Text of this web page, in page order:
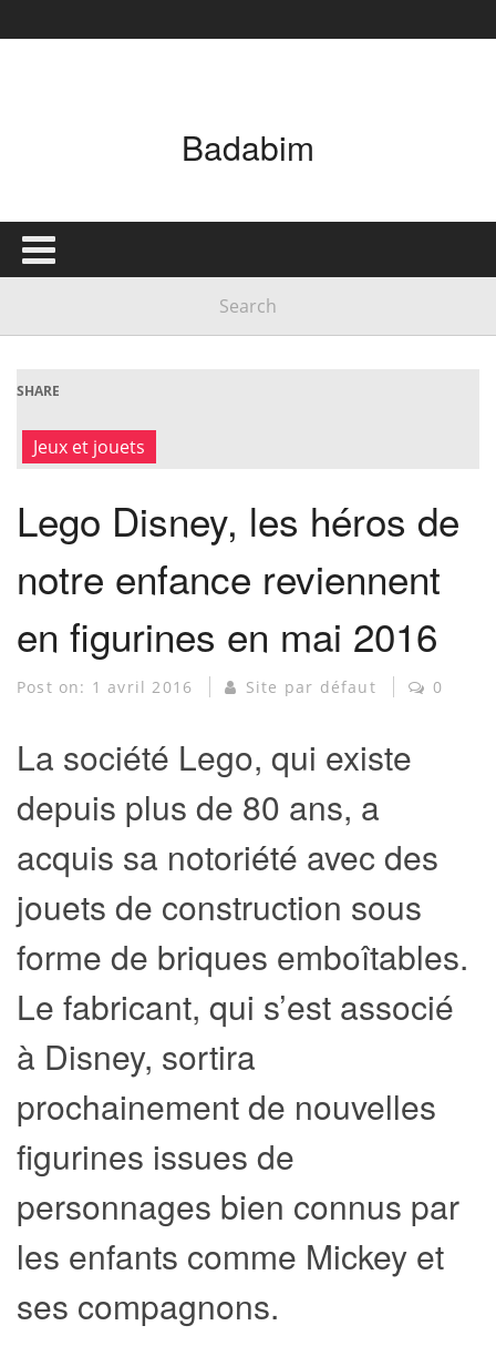
Badabim
SHARE
Jeux et jouets
Lego Disney, les héros de
notre enfance reviennent
en figurines en mai 2016
Post on: 1 avril 2016 Site par défaut 0
La société Lego, qui existe
depuis plus de 80 ans, a
acquis sa notoriété avec des
jouets de construction sous
forme de briques emboîtables.
Le fabricant, qui s’est associé
à Disney, sortira
prochainement de nouvelles
figurines issues de
personnages bien connus par
les enfants comme Mickey et
ses compagnons.